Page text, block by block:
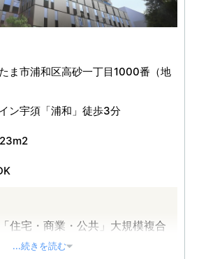
ま市浦和区高砂一丁目1000番（地
ン宇須「浦和」徒歩3分
住宅・商業・公共」大規模複合
...続きを読む